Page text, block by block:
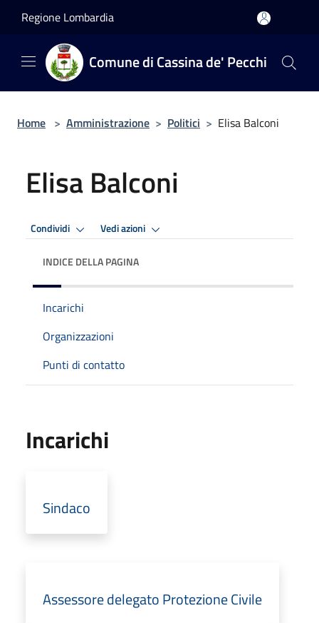
Regione Lombardia
Comune di Cassina de' Pecchi
Home > Amministrazione > Politici > Elisa Balconi
Elisa Balconi
Condividi Vedi azioni
INDICE DELLA PAGINA
Incarichi
Organizzazioni
Punti di contatto
Incarichi
Sindaco
Assessore delegato Protezione Civile